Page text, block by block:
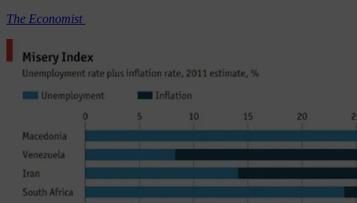
The Economist